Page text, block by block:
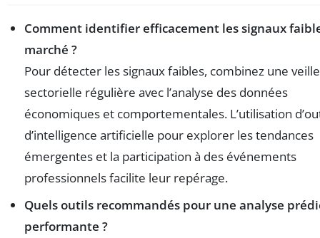
Comment identifier efficacement les signaux
marché ?
Pour détecter les signaux faibles, combinez une veille
sectorielle régulière avec l’analyse des données
économiques et comportementales. L’utilisation
d’intelligence artificielle pour explorer les tendances
émergentes et la participation à des événements
professionnels facilite leur repérage.
Quels outils recommandés pour une analyse
performante ?